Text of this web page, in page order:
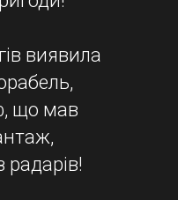
виявила
що мав
радарів!